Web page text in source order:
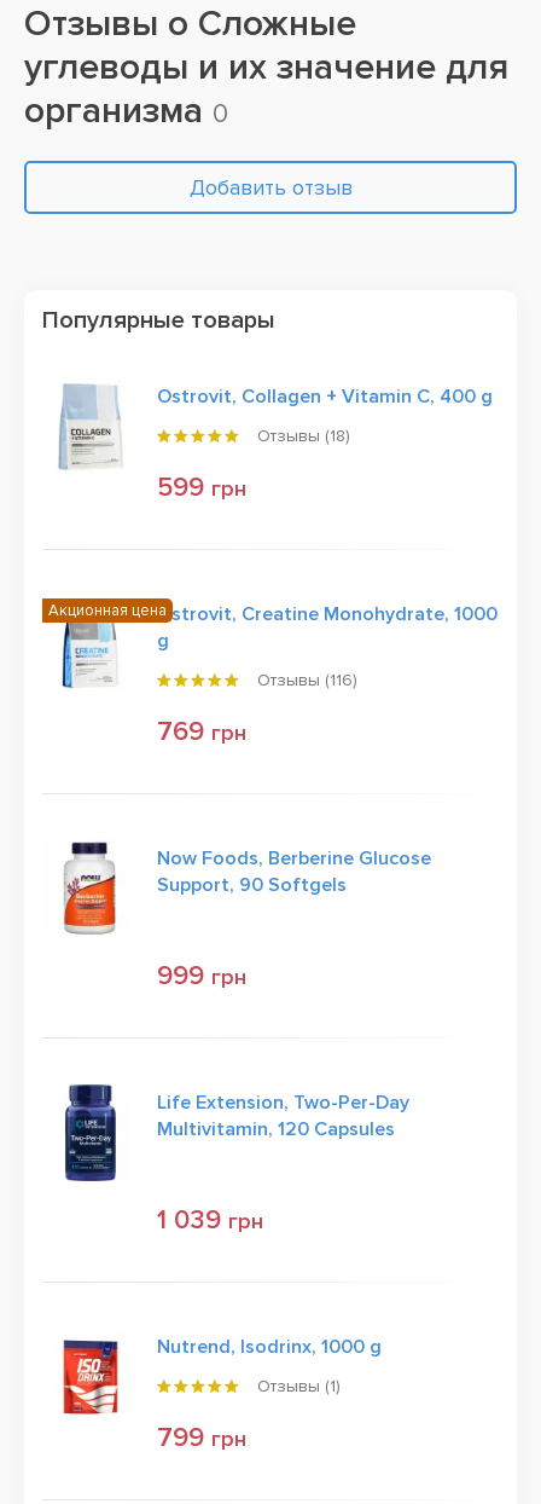
Отзывы о Сложные
углеводы и их значение для
организма 0
Добавить отзыв
Популярные товары
Ostrovit, Collagen + Vitamin C, 400 g
Отзывы (18)
599 грн
Ostrovit, Creatine Monohydrate, 1000
g
Отзывы (116)
769 грн
Акционная цена
Now Foods, Berberine Glucose
Support, 90 Softgels
999 грн
Life Extension, Two-Per-Day
Multivitamin, 120 Capsules
1 039 грн
Nutrend, Isodrinx, 1000 g
Отзывы (1)
799 грн